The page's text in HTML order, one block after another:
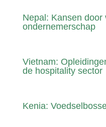
Nepal: Kansen door
ondernemerschap
Vietnam:
de hospitality sector
Kenia: